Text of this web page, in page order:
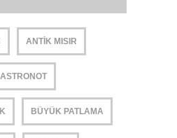
ANTIK MISIR
ASTRONOT
BÜYÜK PATLAMA